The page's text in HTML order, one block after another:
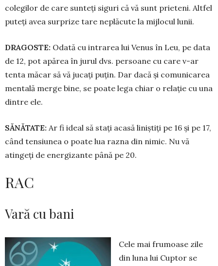
colegilor de care sunteți siguri că vă sunt prieteni. Altfel
puteți avea surprize tare neplă­cu­te la mijlocul lunii.
DRAGOSTE: Odată cu intrarea lui Venus în Leu, pe data
de 12, pot apărea în jurul dvs. persoane cu care v-ar
tenta măcar să vă jucați puțin. Dar dacă și comu­ni­carea
mentală merge bine, se poate lega chiar o relație cu una
dintre ele.
SĂNĂTATE: Ar fi ideal să stați acasă liniștiți pe 16 și pe 17,
când ten­siunea o poate lua razna din ni­mic. Nu vă
atingeți de energizante pâ­nă pe 20.
RAC
Vară cu bani
Cele mai frumoase zile
din lu­na lui Cuptor se